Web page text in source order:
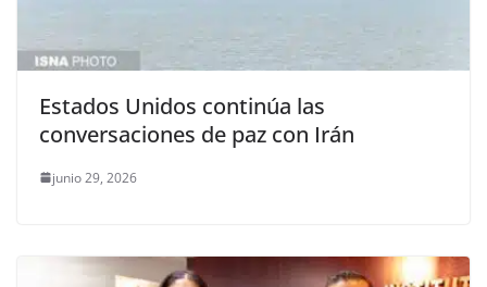
Estados Unidos continúa las
conversaciones de paz con Irán
junio 29, 2026